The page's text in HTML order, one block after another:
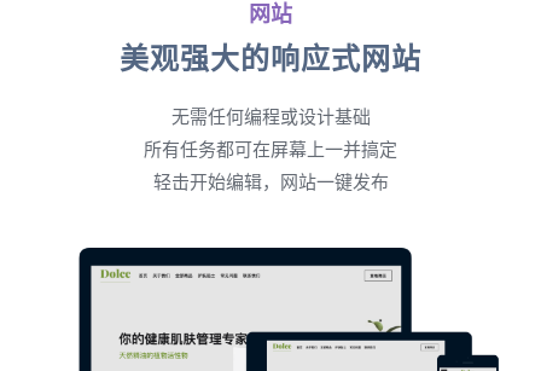
网站
美观强大的响应式网站
无需任何编程或设计基础
所有任务都可在屏幕上一并搞定
轻击开始编辑，网站一键发布